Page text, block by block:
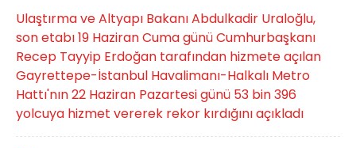
Ulaştırma ve Altyapı Bakanı Abdulkadir Uraloğlu,
son etabı 19 Haziran Cuma günü Cumhurbaşkanı
Recep Tayyip Erdoğan tarafından hizmete açılan
Gayrettepe-İstanbul Havalimanı-Halkalı Metro
Hattı'nın 22 Haziran Pazartesi günü 53 bin 396
yolcuya hizmet vererek rekor kırdığını açıkladı